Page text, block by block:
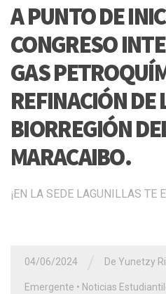
A PUNTO DE
CONGRESO
GAS
REFINACIÓN DE
BIORREGIÓN
MARACAIBO.
¡EN LA SEDE LAGUNILLAS TE
04/06/2024 De Yunetzy
Emergente • Noticias